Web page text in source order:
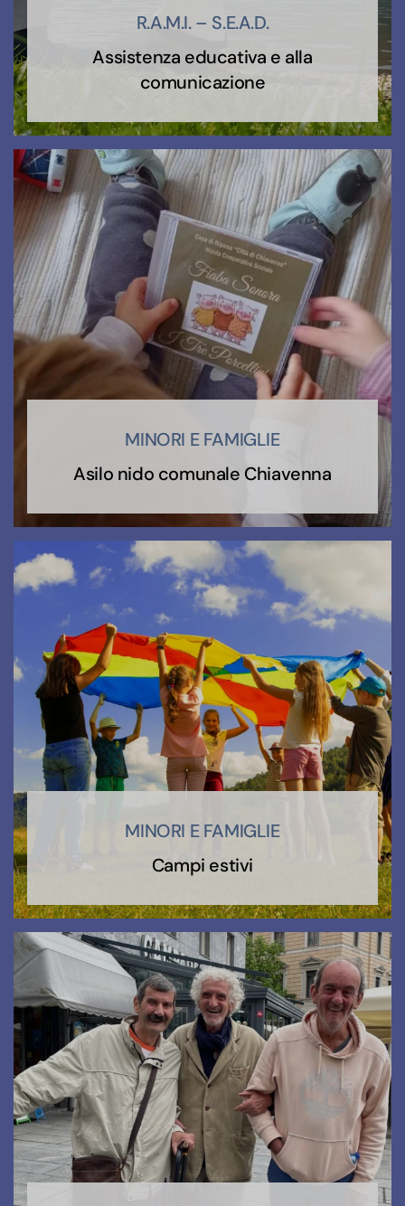
R.A.M.I. – S.E.A.D.
Assistenza educativa e alla
comunicazione
MINORI E FAMIGLIE
Asilo nido comunale Chiavenna
MINORI E FAMIGLIE
Campi estivi